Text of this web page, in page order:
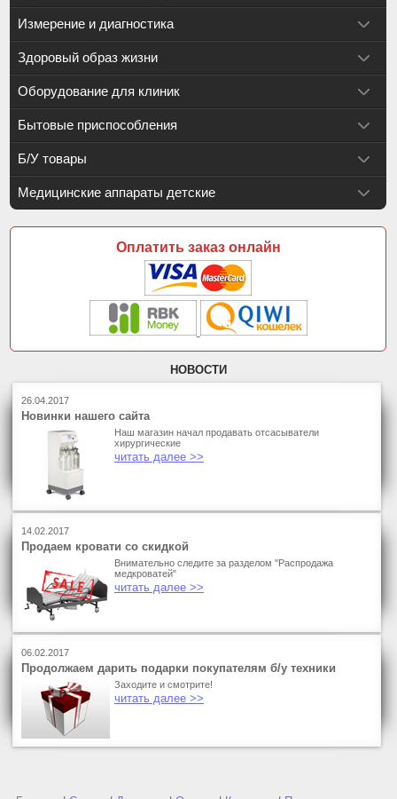
Измерение и диагностика
Здоровый образ жизни
Оборудование для клиник
Бытовые приспособления
Б/У товары
Медицинские аппараты детские
Оплатить заказ онлайн
НОВОСТИ
26.04.2017
Новинки нашего сайта
Наш магазин начал продавать отсасыватели
хирургические
читать далее >>
14.02.2017
Продаем кровати со скидкой
Внимательно следите за разделом "Распродажа
медкроватей"
читать далее >>
06.02.2017
Продолжаем дарить подарки покупателям б/у техники
Заходите и смотрите!
читать далее >>